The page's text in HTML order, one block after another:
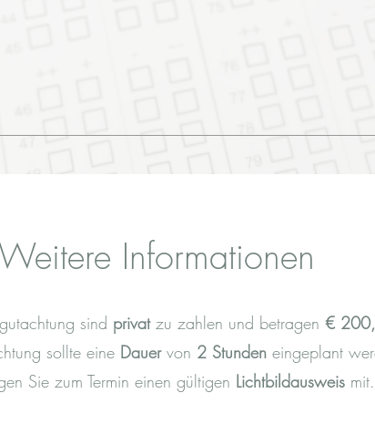
Informationen
sind privat zu zahlen und betragen €
sollte eine Dauer von 2 Stundeneingeplant
Sie zum Termin einen gültigen Lichtbildausweis mit.